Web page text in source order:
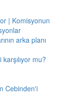
| Komisyonun
arka planı
mu?
Cebinden'i